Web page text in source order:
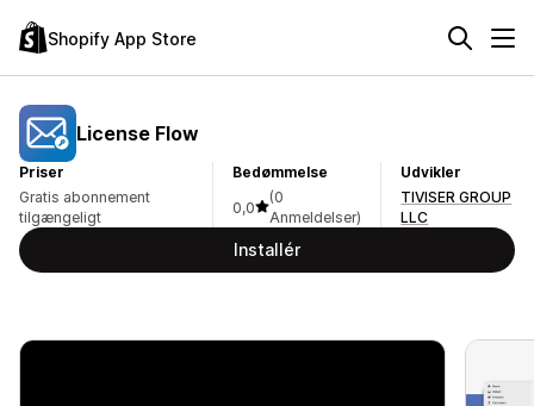
Shopify App Store
License Flow
Priser
Gratis abonnement
tilgængeligt
Bedømmelse
0,0
(0
Anmeldelser)
Udvikler
TIVISER GROUP
LLC
Installér